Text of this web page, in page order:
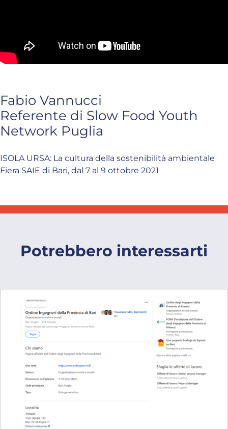
Fabio Vannucci
Referente di Slow Food Youth
Network Puglia
ISOLA URSA: La cultura della sostenibilità ambientale
Fiera SAIE di Bari, dal 7 al 9 ottobre 2021
Potrebbero interessarti